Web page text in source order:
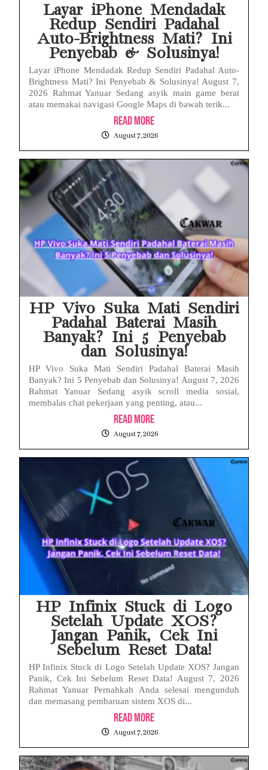
Layar iPhone Mendadak
Redup Sendiri Padahal
Auto-Brightness Mati? Ini
Penyebab & Solusinya!
Layar iPhone Mendadak Redup Sendiri Padahal Auto-
Brightness Mati? Ini Penyebab & Solusinya! August 7,
2026 Rahmat Yanuar Sedang asyik main game berat
atau memakai navigasi Google Maps di bawah terik...
Read More
August 7, 2026
HP Vivo Suka Mati Sendiri
Padahal Baterai Masih
Banyak? Ini 5 Penyebab
dan Solusinya!
HP Vivo Suka Mati Sendiri Padahal Baterai Masih
Banyak? Ini 5 Penyebab dan Solusinya! August 7, 2026
Rahmat Yanuar Sedang asyik scroll media sosial,
membalas chat pekerjaan yang penting, atau...
Read More
August 7, 2026
HP Infinix Stuck di Logo
Setelah Update XOS?
Jangan Panik, Cek Ini
Sebelum Reset Data!
HP Infinix Stuck di Logo Setelah Update XOS? Jangan
Panik, Cek Ini Sebelum Reset Data! August 7, 2026
Rahmat Yanuar Pernahkah Anda selesai mengunduh
dan memasang pembaruan sistem XOS di...
Read More
August 7, 2026